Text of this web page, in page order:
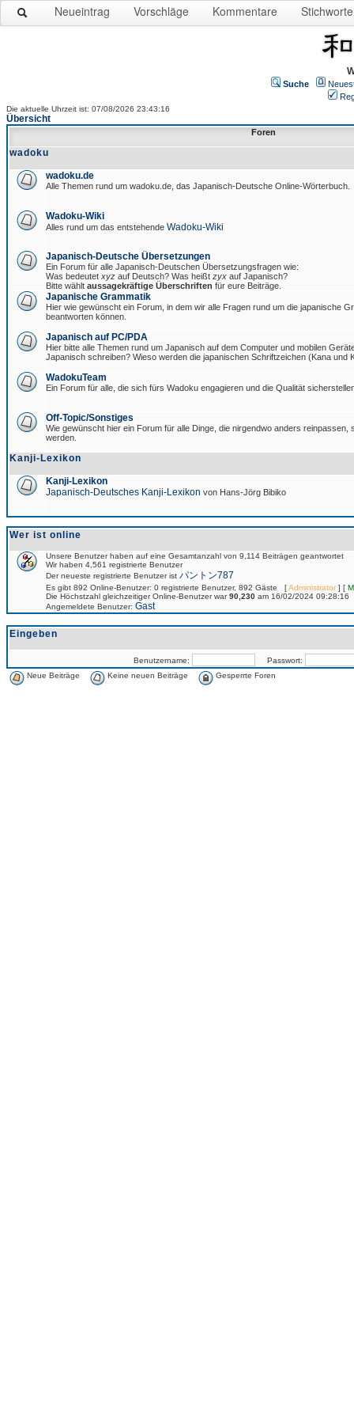
Neueintrag Vorschläge Kommentare Stichworte
Suche
Die aktuelle Uhrzeit ist: 07/08/2026 23:43:16
Übersicht
Foren
wadoku
wadoku.de
Alle Themen rund um wadoku.de, das Japanisch-Deutsche Online-Wörterbuch.
Wadoku-Wiki
Alles rund um das entstehende Wadoku-Wiki
Japanisch-Deutsche Übersetzungen
Ein Forum für alle Japanisch-Deutschen Übersetzungsfragen wie:
Was bedeutet xyz auf Deutsch? Was heißt zyx auf Japanisch?
Bitte wählt aussagekräftige Überschriften für eure Beiträge.
Japanische Grammatik
Hier wie gewünscht ein Forum, in dem wir alle Fragen rund um die japanische
beantworten können.
Japanisch auf PC/PDA
Hier bitte alle Themen rund um Japanisch auf dem Computer und mobilen
Japanisch schreiben? Wieso werden die japanischen Schriftzeichen (Kana und
WadokuTeam
Ein Forum für alle, die sich fürs Wadoku engagieren und die Qualität
Off-Topic/Sonstiges
Wie gewünscht hier ein Forum für alle Dinge, die nirgendwo anders reinpassen,
werden.
Kanji-Lexikon
Kanji-Lexikon
Japanisch-Deutsches Kanji-Lexikon von Hans-Jörg Bibiko
Wer ist online
Unsere Benutzer haben auf eine Gesamtanzahl von 9,114 Beiträgen geantwortet
Wir haben 4,561 registrierte Benutzer
Der neueste registrierte Benutzer ist パントン787
Es gibt 892 Online-Benutzer: 0 registrierte Benutzer, 892 Gäste [Administrator] [
Die Höchstzahl gleichzeitiger Online-Benutzer war90,230 am 16/02/2024 09:28:16
Angemeldete Benutzer: Gast
Eingeben
Benutzername:
Passwort:
Neue Beiträge
Keine neuen Beiträge Gesperrte Foren